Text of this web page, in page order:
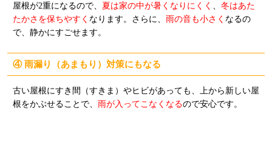
屋根が2重になるので、 夏は家の中が暑くなりにくく
冬はあた
たかさを保ちやすく なります。さらに、 雨の音も小さく なるの
で、静かにすごせます。
④ 雨漏り（あまもり）対策にもなる
古い屋根にすき間（すきま）やヒビがあっても、上から新しい屋
根をかぶせることで、 雨が入ってこなくなるので安心です。